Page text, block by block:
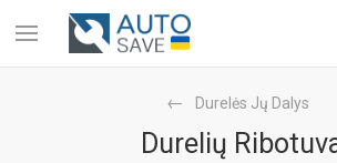
Durelės Jų Dalys
Durelių